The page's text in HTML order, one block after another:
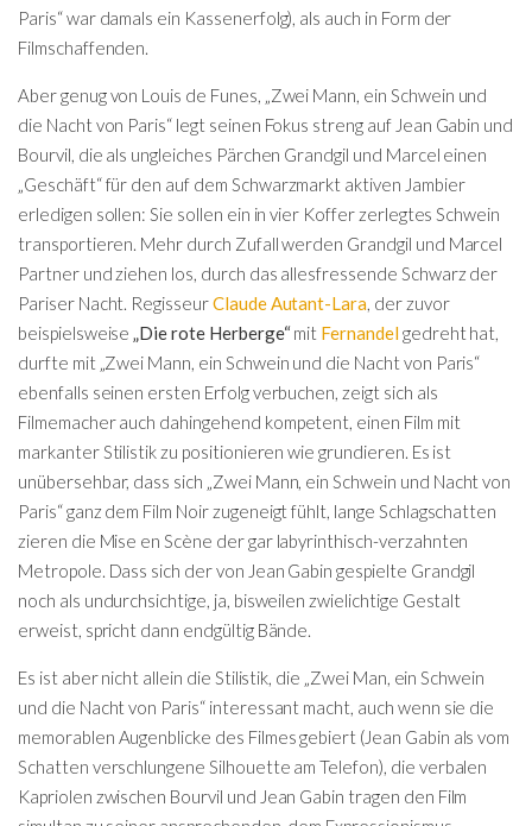
Paris“ war damals ein Kassenerfolg), als auch in Form der
Filmschaffenden.
Aber genug von Louis de Funes, „Zwei Mann, ein Schwein und
die Nacht von Paris“ legt seinen Fokus streng auf Jean Gabin und
Bourvil, die als ungleiches Pärchen Grandgil und Marcel einen
„Geschäft“ für den auf dem Schwarzmarkt aktiven Jambier
erledigen sollen: Sie sollen ein in vier Koffer zerlegtes Schwein
transportieren. Mehr durch Zufall werden Grandgil und Marcel
Partner und ziehen los, durch das allesfressende Schwarz der
Pariser Nacht. RegisseurClaude Autant-Lara , der zuvor
beispielsweise „Die rote Herberge“mit Fernandelgedreht hat,
durfte mit „Zwei Mann, ein Schwein und die Nacht von Paris“
ebenfalls seinen ersten Erfolg verbuchen, zeigt sich als
Filmemacher auch dahingehend kompetent, einen Film mit
markanter Stilistik zu positionieren wie grundieren. Es ist
unübersehbar, dass sich „Zwei Mann, ein Schwein und Nacht von
Paris“ ganz dem Film Noir zugeneigt fühlt, lange Schlagschatten
zieren die Mise en Scène der gar labyrinthisch-verzahnten
Metropole. Dass sich der von Jean Gabin gespielte Grandgil
noch als undurchsichtige, ja, bisweilen zwielichtige Gestalt
erweist, spricht dann endgültig Bände.
Es ist aber nicht allein die Stilistik, die „Zwei Man, ein Schwein
und die Nacht von Paris“ interessant macht, auch wenn sie die
memorablen Augenblicke des Filmes gebiert (Jean Gabin als vom
Schatten verschlungene Silhouette am Telefon), die verbalen
Kapriolen zwischen Bourvil und Jean Gabin tragen den Film